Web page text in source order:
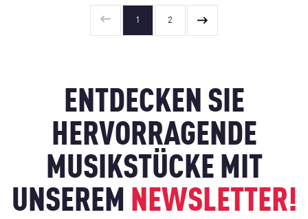
1 2
ENTDECKEN SIE
HERVORRAGENDE
MUSIKSTÜCKE MIT
UNSEREM NEWSLETTER!